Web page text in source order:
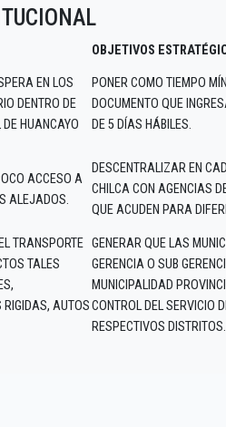
OBJETIVOS
EN LOS
DENTRO DE
HUANCAYO
PONER COMO TIEMPO
DOCUMENTO QUE
DE 5 DÍAS HÁBILES.
ACCESO A
ALEJADOS.
DESCENTRALIZAR EN
CHILCA CON AGENCIAS
QUE ACUDEN PARA
TRANSPORTE
TALES
RIGIDAS, AUTOS
GENERAR QUE LAS
GERENCIA O SUB
MUNICIPALIDAD
CONTROL DEL SERVICIO
RESPECTIVOS DISTRITOS.